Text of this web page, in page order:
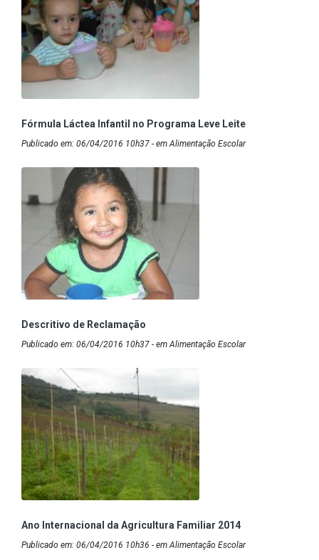
Fórmula Láctea Infantil no Programa Leve Leite
Publicado em: 06/04/2016 10h37 - em Alimentação Escolar
Descritivo de Reclamação
Publicado em: 06/04/2016 10h37 - em Alimentação Escolar
Ano Internacional da Agricultura Familiar 2014
Publicado em: 06/04/2016 10h36 - em Alimentação Escolar